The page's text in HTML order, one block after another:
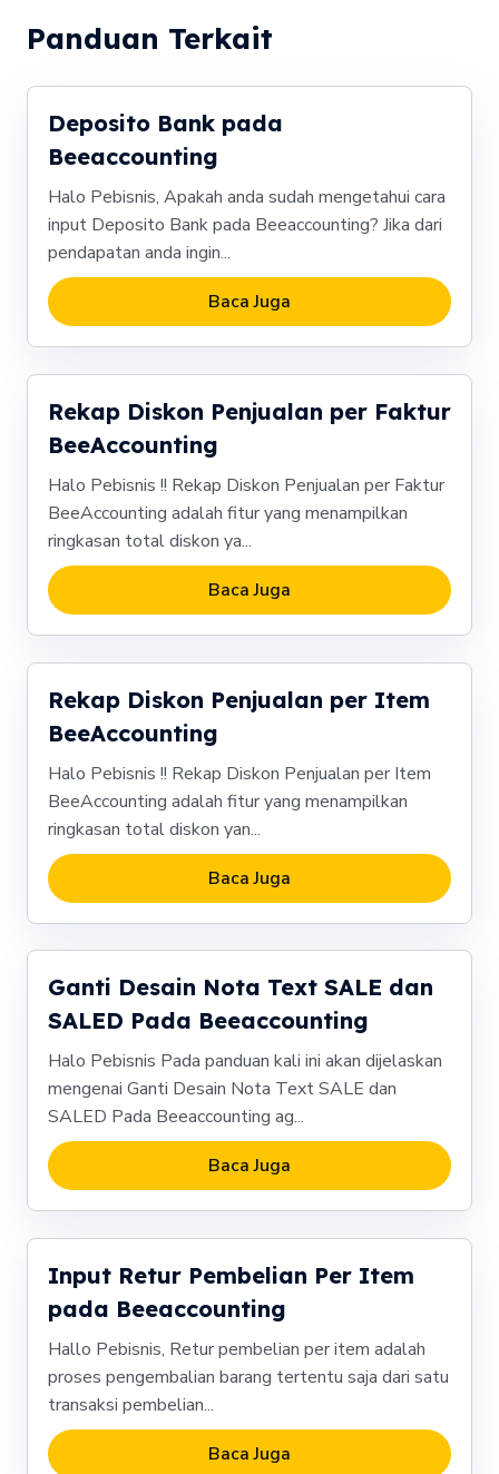
Panduan Terkait
Deposito Bank pada
Beeaccounting
Halo Pebisnis, Apakah anda sudah mengetahui cara
input Deposito Bank pada Beeaccounting? Jika dari
pendapatan anda ingin...
Baca Juga
Rekap Diskon Penjualan per Faktur
BeeAccounting
Halo Pebisnis !! Rekap Diskon Penjualan per Faktur
BeeAccounting adalah fitur yang menampilkan
ringkasan total diskon ya...
Baca Juga
Rekap Diskon Penjualan per Item
BeeAccounting
Halo Pebisnis !! Rekap Diskon Penjualan per Item
BeeAccounting adalah fitur yang menampilkan
ringkasan total diskon yan...
Baca Juga
Ganti Desain Nota Text SALE dan
SALED Pada Beeaccounting
Halo Pebisnis Pada panduan kali ini akan dijelaskan
mengenai Ganti Desain Nota Text SALE dan
SALED Pada Beeaccounting ag...
Baca Juga
Input Retur Pembelian Per Item
pada Beeaccounting
Hallo Pebisnis, Retur pembelian per item adalah
proses pengembalian barang tertentu saja dari satu
transaksi pembelian...
Baca Juga